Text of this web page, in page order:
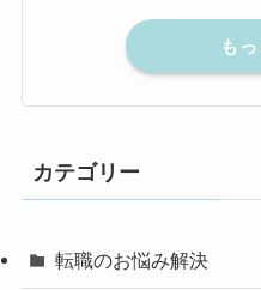
も
カテゴリー
転職のお悩み解決